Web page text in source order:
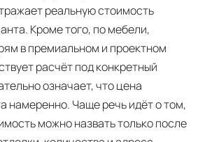
реальную стоимость
Кроме того, по мебели,
в премиальном и проектном
расчёт под конкретный
означает, что цена
намеренно. Чаще речь идёт о том,
можно назвать только после